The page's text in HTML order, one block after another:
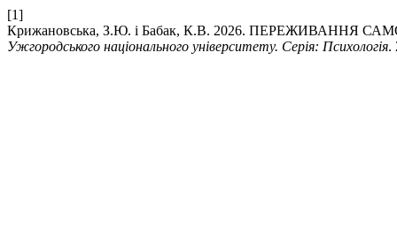
[1]
Крижановська, З.Ю. і Бабак, К.В. 2026.
Ужгородського національного університету. Серія: Психологія.